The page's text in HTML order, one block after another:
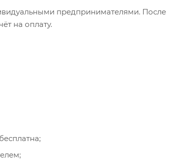
предпринимателями. После
на оплату.